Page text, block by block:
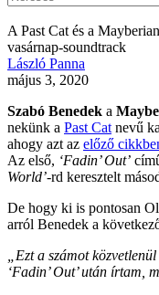
A Past Cat és a
vasárnap-soundtrack
László Panna
május 3, 2020
Szabó Benedek a
nekünk a Past Cat nevű
ahogy azt az előző
Az első, ‘Fadin’ Out’
World’-rd keresztelt
De hogy ki is pontosan
arról Benedek a
„Ezt a számot
‘Fadin’ Out’ után írtam,